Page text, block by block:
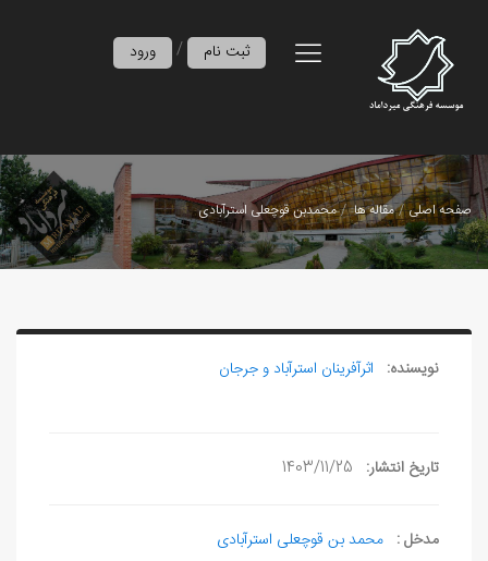
ورود / ثبت نام
صفحه اصلی مقاله ها محمدبن قوچعلی استرآبادی
نویسنده: اثرآفرينان استرآباد و جرجان
تاریخ انتشار: 1403/11/25
مدخل : محمد بن قوچعلی استرآبادی